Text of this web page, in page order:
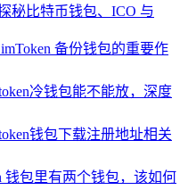
秘比特币钱包、ICO 与
备份钱包的重要作
冷钱包能不能放，深度
钱包下载注册地址相关
钱包里有两个钱包，该如何